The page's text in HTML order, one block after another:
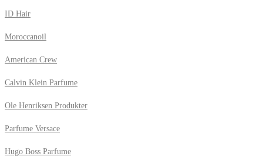
ID Hair
Moroccanoil
American Crew
Calvin Klein Parfume
Ole Henriksen Produkter
Parfume Versace
Hugo Boss Parfume